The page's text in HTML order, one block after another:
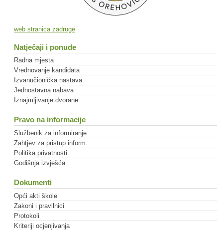
web stranica zadruge
Natječaji i ponude
Radna mjesta
Vrednovanje kandidata
Izvanučionička nastava
Jednostavna nabava
Iznajmljivanje dvorane
Pravo na informacije
Službenik za informiranje
Zahtjev za pristup inform.
Politika privatnosti
Godišnja izvješća
Dokumenti
Opći akti škole
Zakoni i pravilnici
Protokoli
Kriteriji ocjenjivanja